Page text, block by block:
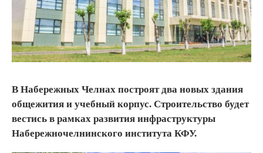
В Набережных Челнах построят два новых здания
общежития и учебный корпус. Строительство будет
вестись в рамках развития инфраструктуры
Набережночелнинского института КФУ.